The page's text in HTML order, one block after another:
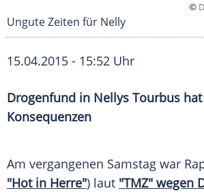
©
Ungute Zeiten für Nelly
15.04.2015 - 15:52 Uhr
Drogenfund in Nellys Tourbus
Konsequenzen
Am vergangenen Samstag war
"Hot in Herre") laut "TMZ" wegen